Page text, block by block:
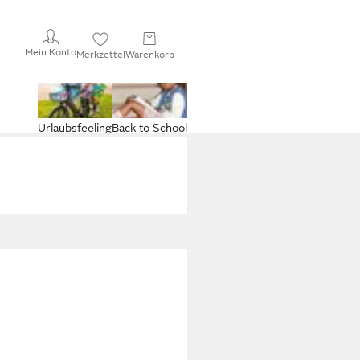
Mein KontoMerkzettelWarenkorb
Back to School
Urlaubsfeeling